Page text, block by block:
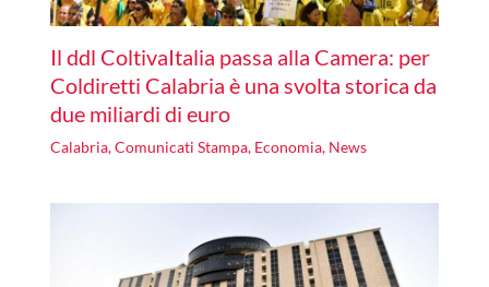
Il ddl ColtivaItalia passa alla Camera: per
Coldiretti Calabria è una svolta storica da
due miliardi di euro
Calabria,Comunicati Stampa, Economia, News